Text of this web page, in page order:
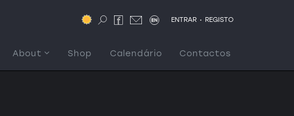
ENTRAR . REGISTO
About Shop Calendário Contactos